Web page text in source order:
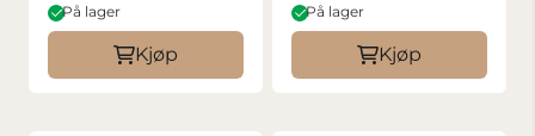
På lager
Kjøp
På lager
Kjøp